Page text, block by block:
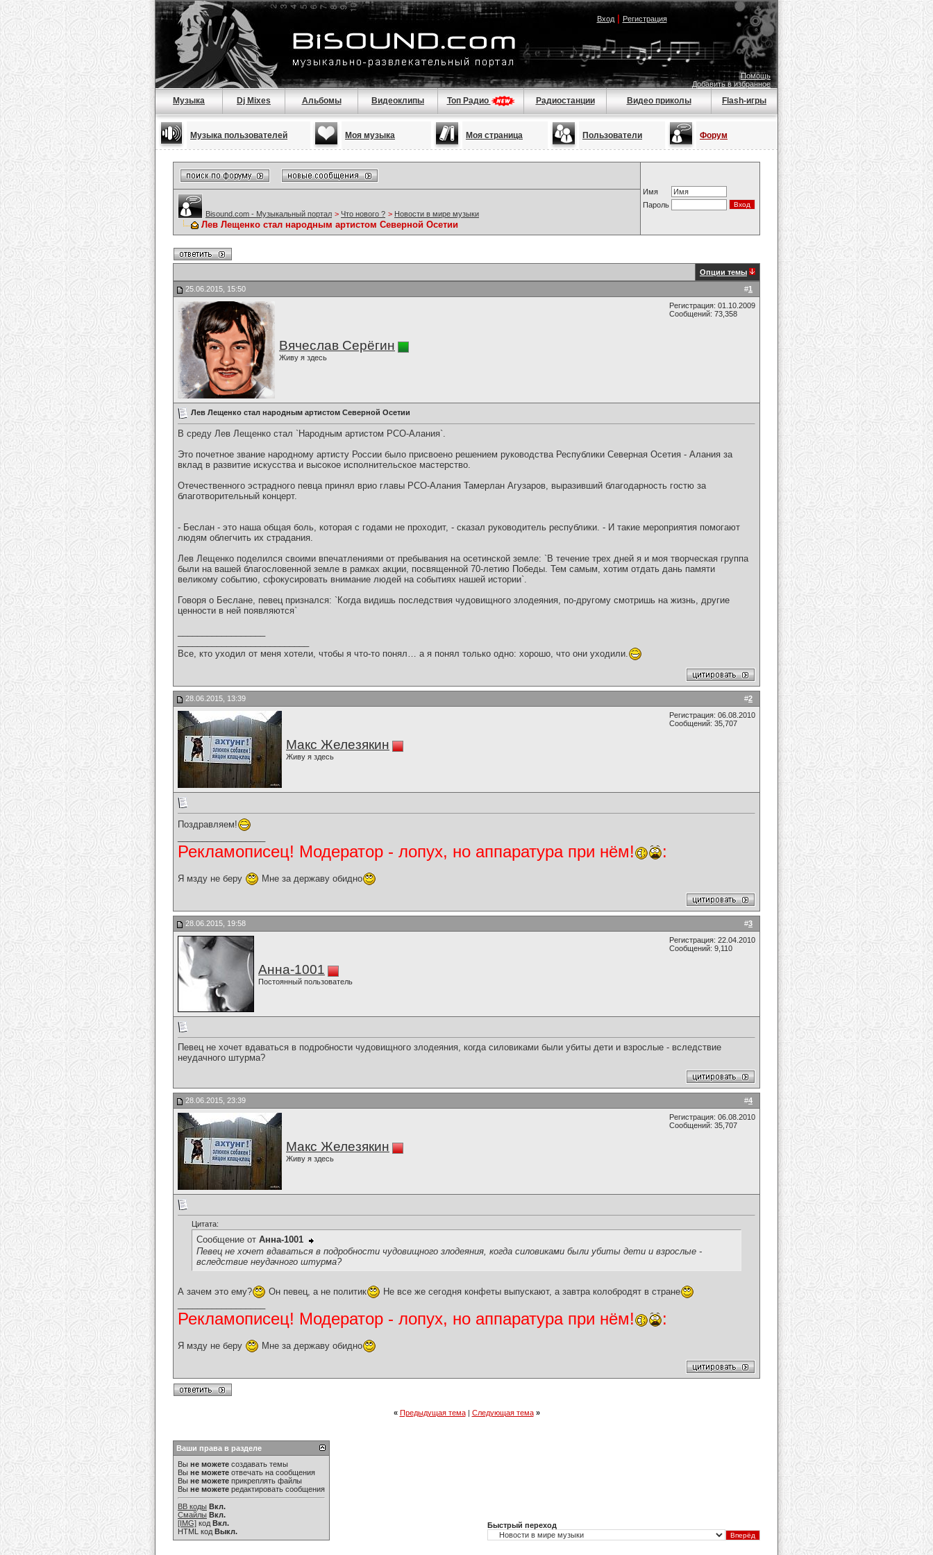
Вход| Регистрация
Помощь
Добавить в избранное
Музыка Dj Mixes Альбомы Видеоклипы Топ Радио Радиостанции Видео приколы Flash-игры
Музыка пользователей Моя музыка Моя страница Пользователи Форум
Имя
Пароль
Bisound.com - Музыкальный портал > Что нового ? > Новости в мире музыки
Лев Лещенко стал народным артистом Северной Осетии
Опции темы
#1
25.06.2015, 15:50
Вячеслав Серёгин
Живу я здесь
Регистрация: 01.10.2009
Сообщений: 73,358
Лев Лещенко стал народным артистом Северной Осетии
В среду Лев Лещенко стал `Народным артистом РСО-Алания`.
Это почетное звание народному артисту России было присвоено решением руководства Республики Северная Осетия - Алания за
вклад в развитие искусства и высокое исполнительское мастерство.
Отечественного эстрадного певца принял врио главы РСО-Алания Тамерлан Агузаров, выразивший благодарность гостю за
благотворительный концерт.
- Беслан - это наша общая боль, которая с годами не проходит, - сказал руководитель республики. - И такие мероприятия помогают
людям облегчить их страдания.
Лев Лещенко поделился своими впечатлениями от пребывания на осетинской земле: `В течение трех дней я и моя творческая группа
были на вашей благословенной земле в рамках акции, посвященной 70-летию Победы. Тем самым, хотим отдать дань памяти
великому событию, сфокусировать внимание людей на событиях нашей истории`.
Говоря о Беслане, певец признался: `Когда видишь последствия чудовищного злодеяния, по-другому смотришь на жизнь, другие
ценности в ней появляются`
Все, кто уходил от меня хотели, чтобы я что-то понял… а я понял только одно: хорошо, что они уходили.
#2
28.06.2015, 13:39
Макс Железякин
Живу я здесь
Регистрация: 06.08.2010
Сообщений: 35,707
Поздравляем!
Рекламописец! Модератор - лопух, но аппаратура при нём! :
Я мзду не беру Мне за державу обидно
#3
28.06.2015, 19:58
Анна-1001
Постоянный пользователь
Регистрация: 22.04.2010
Сообщений: 9,110
Певец не хочет вдаваться в подробности чудовищного злодеяния, когда силовиками были убиты дети и взрослые - вследствие
неудачного штурма?
#4
28.06.2015, 23:39
Макс Железякин
Живу я здесь
Регистрация: 06.08.2010
Сообщений: 35,707
Цитата:
Сообщение от Анна-1001
Певец не хочет вдаваться в подробности чудовищного злодеяния, когда силовиками были убиты дети и взрослые -
вследствие неудачного штурма?
А зачем это ему? Он певец, а не политик
Не все же сегодня конфеты выпускают, а завтра колобродят в стране
Рекламописец! Модератор - лопух, но аппаратура при нём! :
Я мзду не беру Мне за державу обидно
« Предыдущая тема| Следующая тема »
Ваши права в разделе
Вы не можете создавать темы
Вы не можете отвечать на сообщения
Вы не можете прикреплять файлы
Вы не можете редактировать сообщения
BB коды Вкл.
Смайлы Вкл.
[IMG] код Вкл.
HTML код Выкл.
Быстрый переход